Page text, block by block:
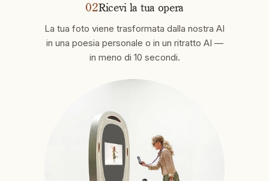
02Ricevi la tua opera
La tua foto viene trasformata dalla nostra AI
in una poesia personale o in un ritratto AI —
in meno di 10 secondi.